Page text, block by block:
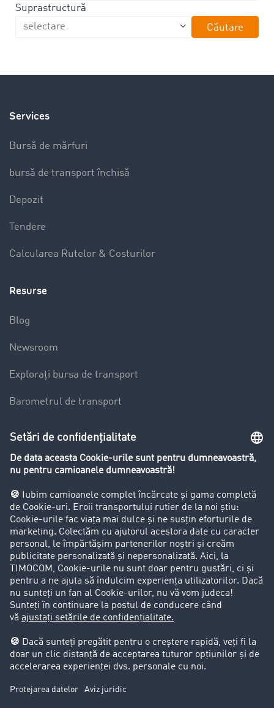
Suprastructură
Căutare
Services
Bursă de mărfuri
bursă de transport închisă
Depozit
Tendere
Calcularea Rutelor & Costurilor
Resurse
Blog
Newsroom
Explorați bursa de transport
Barometrul de transport
Restricții de circulație pentru autocamioane
Firma
Success Stories
Clienții aduc clienți
Aspecte legale
Impressum
Protecția datelor
Cookie-Einstellungen